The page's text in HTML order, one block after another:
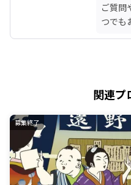
ご質問
つでも
関連プ
募集終了